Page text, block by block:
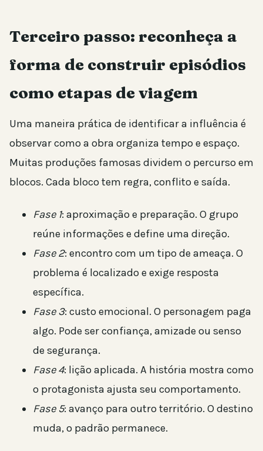
Terceiro passo: reconheça a
forma de construir episódios
como etapas de viagem
Uma maneira prática de identificar a influência é
observar como a obra organiza tempo e espaço.
Muitas produções famosas dividem o percurso em
blocos. Cada bloco tem regra, conflito e saída.
Fase 1: aproximação e preparação. O grupo
reúne informações e define uma direção.
Fase 2: encontro com um tipo de ameaça. O
problema é localizado e exige resposta
específica.
Fase 3: custo emocional. O personagem paga
algo. Pode ser confiança, amizade ou senso
de segurança.
Fase 4: lição aplicada. A história mostra como
o protagonista ajusta seu comportamento.
Fase 5: avanço para outro território. O destino
muda, o padrão permanece.